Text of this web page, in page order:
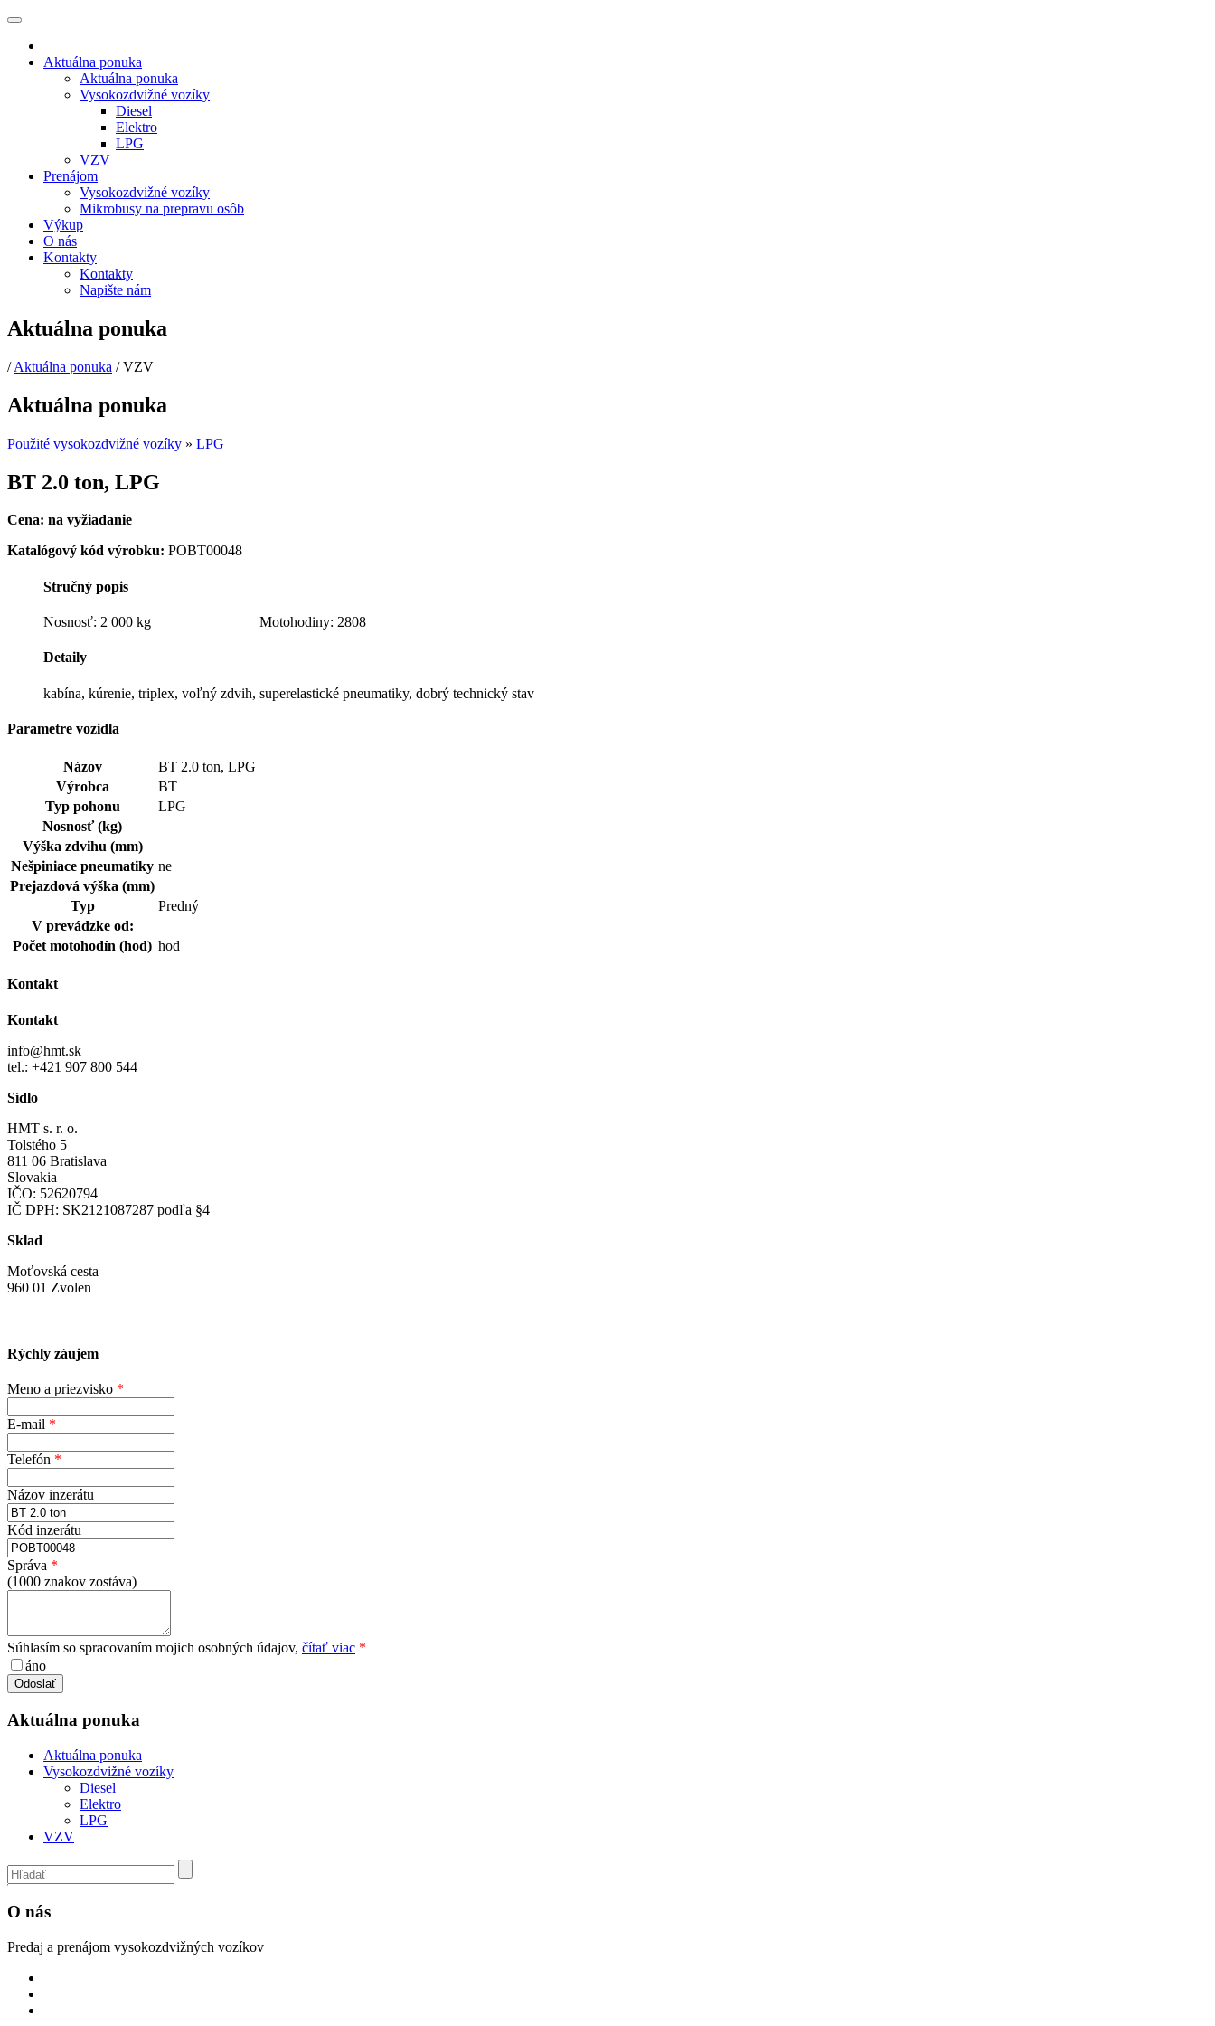
Aktuálna ponuka
Aktuálna ponuka
Vysokozdvižné vozíky
Diesel
Elektro
LPG
VZV
Prenájom
Vysokozdvižné vozíky
Mikrobusy na prepravu osôb
Výkup
O nás
Kontakty
Kontakty
Napište nám
Aktuálna ponuka
/Aktuálna ponuka /VZV
Aktuálna ponuka
Použité vysokozdvižné vozíky » LPG
BT 2.0 ton, LPG
Cena: na vyžiadanie
Katalógový kód výrobku: POBT00048
Stručný popis
Nosnosť: 2 000 kg Motohodiny: 2808
Detaily
kabína, kúrenie, triplex, voľný zdvih, superelastické pneumatiky, dobrý technický stav
Parametre vozidla
Názov
BT 2.0 ton, LPG
Výrobca
BT
Typ pohonu
LPG
Nosnosť (kg)
Výška zdvihu (mm)
Nešpiniace pneumatiky ne
Prejazdová výška (mm)
Typ
Predný
V prevádzke od:
Počet motohodín (hod) hod
Kontakt
Kontakt
info@hmt.sk
tel.: +421 907 800 544
Sídlo
HMT s. r. o.
Tolstého 5
811 06 Bratislava
Slovakia
IČO: 52620794
IČ DPH: SK2121087287 podľa §4
Sklad
Moťovská cesta
960 01 Zvolen
Rýchly záujem
Meno a priezvisko *
E-mail *
Telefón *
Názov inzerátu
Kód inzerátu
Správa *
(1000 znakov zostáva)
Súhlasím so spracovaním mojich osobných údajov, čítať viac *
áno
Aktuálna ponuka
Aktuálna ponuka
Vysokozdvižné vozíky
Diesel
Elektro
LPG
VZV
O nás
Predaj a prenájom vysokozdvižných vozíkov